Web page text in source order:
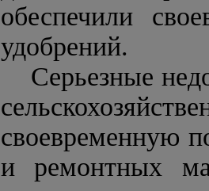
обеспечили
удобрений.
Серьезные
своевременную
и ремонтных